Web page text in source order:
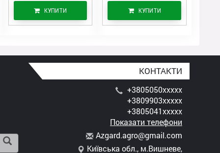
КУПИТИ КУПИТИ
КОНТАКТИ
+3805050xxxxx
+3809903xxxxx
+3805041xxxxx
Показати телефони
Azgard.agro@gmail.com
Київська обл., м.Вишневе,